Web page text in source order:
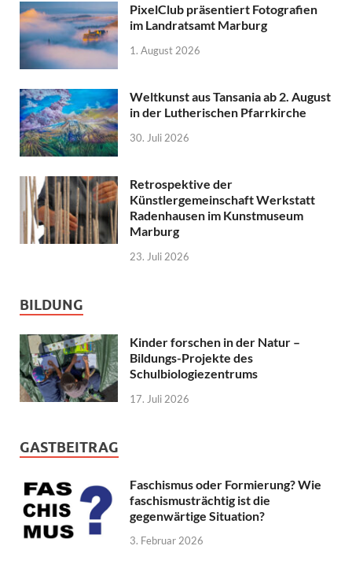
PixelClub präsentiert Fotografien
im Landratsamt Marburg
1. August 2026
Weltkunst aus Tansania ab 2. August
in der Lutherischen Pfarrkirche
30. Juli 2026
Retrospektive der
Künstlergemeinschaft Werkstatt
Radenhausen im Kunstmuseum
Marburg
23. Juli 2026
BILDUNG
Kinder forschen in der Natur –
Bildungs-Projekte des
Schulbiologiezentrums
17. Juli 2026
GASTBEITRAG
Faschismus oder Formierung? Wie
faschismusträchtig ist die
gegenwärtige Situation?
3. Februar 2026